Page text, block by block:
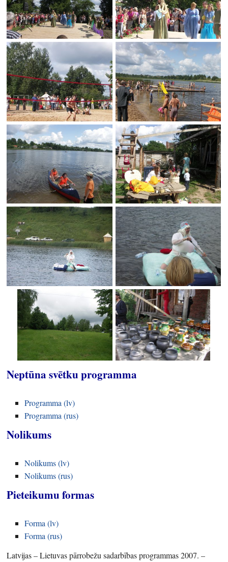
Neptūna svētku programma
Programma (lv)
Programma (rus)
Nolikums
Nolikums (lv)
Nolikums (rus)
Pieteikumu formas
Forma (lv)
Forma (rus)
Latvijas – Lietuvas pārrobežu sadarbības programmas 2007. –